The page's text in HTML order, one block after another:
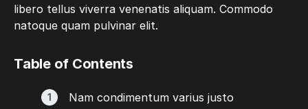
libero tellus viverra venenatis aliquam. Commodo
natoque quam pulvinar elit.
Table of Contents
Nam condimentum varius justo